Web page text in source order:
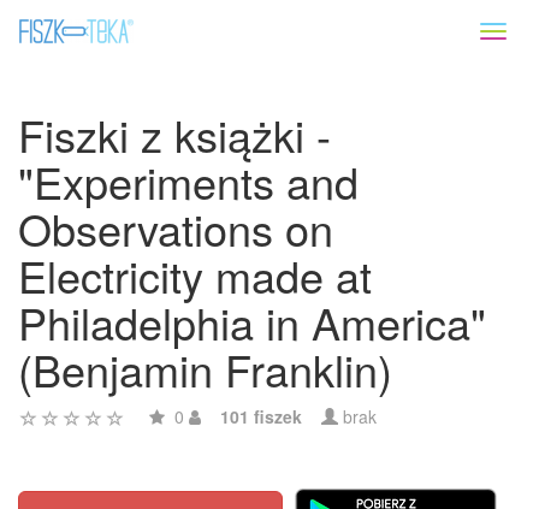
Fiszki z książki -
"Experiments and
Observations on
Electricity made at
Philadelphia in America"
(Benjamin Franklin)
0 101 fiszek brak